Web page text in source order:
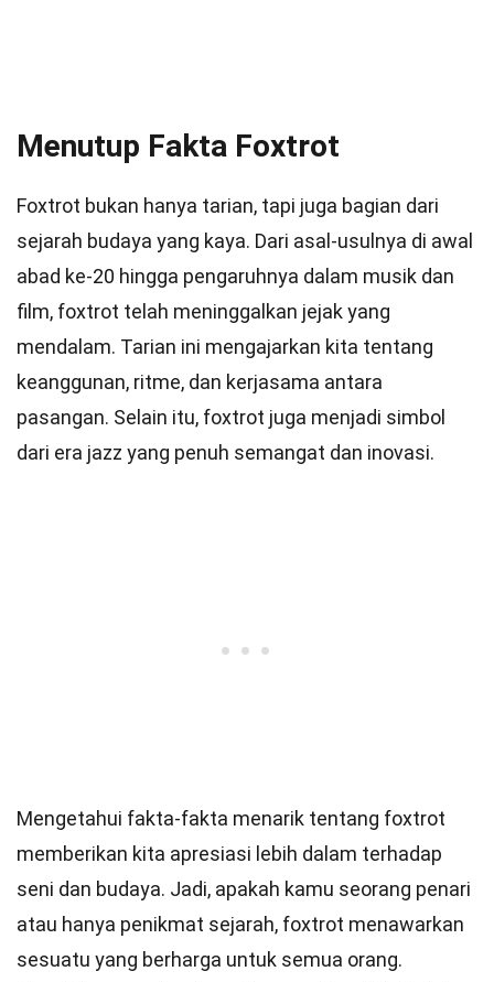
Menutup Fakta Foxtrot
Foxtrot bukan hanya tarian, tapi juga bagian dari
sejarah budaya yang kaya. Dari asal-usulnya di awal
abad ke-20 hingga pengaruhnya dalam musik dan
film, foxtrot telah meninggalkan jejak yang
mendalam. Tarian ini mengajarkan kita tentang
keanggunan, ritme, dan kerjasama antara
pasangan. Selain itu, foxtrot juga menjadi simbol
dari era jazz yang penuh semangat dan inovasi.
Mengetahui fakta-fakta menarik tentang foxtrot
memberikan kita apresiasi lebih dalam terhadap
seni dan budaya. Jadi, apakah kamu seorang penari
atau hanya penikmat sejarah, foxtrot menawarkan
sesuatu yang berharga untuk semua orang.